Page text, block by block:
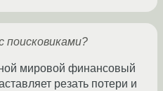
поисковиками?
мировой финансовый
резать потери и